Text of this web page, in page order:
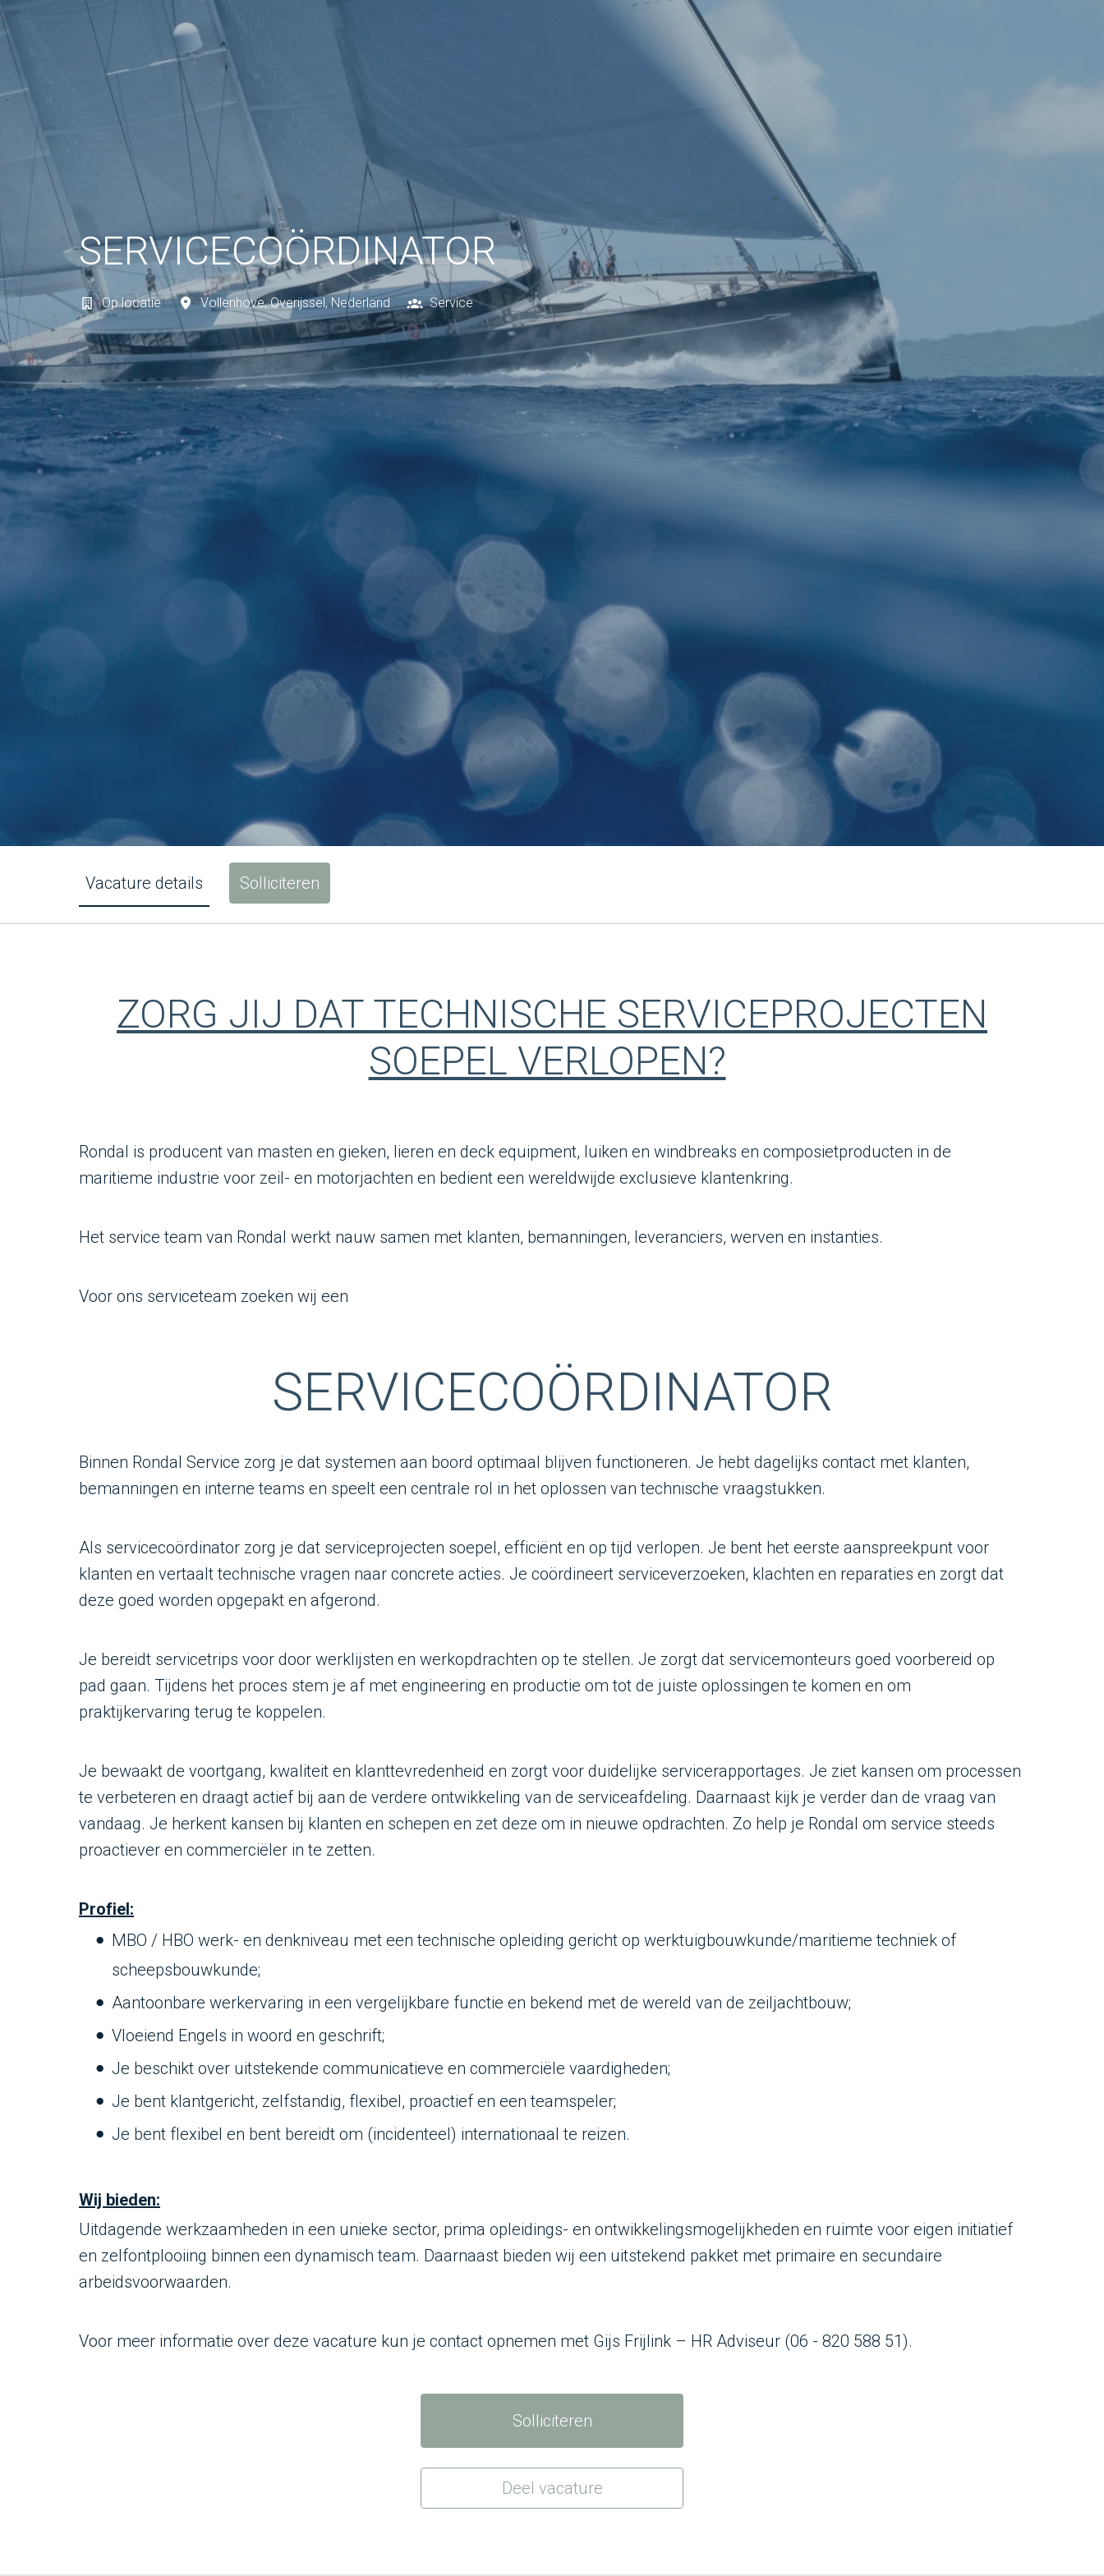
SERVICECOÖRDINATOR
Op locatie Vollenhove, Overijssel, Nederland Service
Vacature details Solliciteren
ZORG JIJ DAT TECHNISCHE SERVICEPROJECTEN
SOEPEL VERLOPEN?
Rondal is producent van masten en gieken, lieren en deck equipment, luiken en windbreaks en composietproducten in de
maritieme industrie voor zeil- en motorjachten en bedient een wereldwijde exclusieve klantenkring.
Het service team van Rondal werkt nauw samen met klanten, bemanningen, leveranciers, werven en instanties.
Voor ons serviceteam zoeken wij een
SERVICECOÖRDINATOR
Binnen Rondal Service zorg je dat systemen aan boord optimaal blijven functioneren. Je hebt dagelijks contact met klanten,
bemanningen en interne teams en speelt een centrale rol in het oplossen van technische vraagstukken.
Als servicecoördinator zorg je dat serviceprojecten soepel, efficiënt en op tijd verlopen. Je bent het eerste aanspreekpunt voor
klanten en vertaalt technische vragen naar concrete acties. Je coördineert serviceverzoeken, klachten en reparaties en zorgt dat
deze goed worden opgepakt en afgerond.
Je bereidt servicetrips voor door werklijsten en werkopdrachten op te stellen. Je zorgt dat servicemonteurs goed voorbereid op
pad gaan. Tijdens het proces stem je af met engineering en productie om tot de juiste oplossingen te komen en om
praktijkervaring terug te koppelen.
Je bewaakt de voortgang, kwaliteit en klanttevredenheid en zorgt voor duidelijke servicerapportages. Je ziet kansen om processen
te verbeteren en draagt actief bij aan de verdere ontwikkeling van de serviceafdeling. Daarnaast kijk je verder dan de vraag van
vandaag. Je herkent kansen bij klanten en schepen en zet deze om in nieuwe opdrachten. Zo help je Rondal om service steeds
proactiever en commerciëler in te zetten.
Profiel:
MBO / HBO werk- en denkniveau met een technische opleiding gericht op werktuigbouwkunde/maritieme techniek of
scheepsbouwkunde;
Aantoonbare werkervaring in een vergelijkbare functie en bekend met de wereld van de zeiljachtbouw;
Vloeiend Engels in woord en geschrift;
Je beschikt over uitstekende communicatieve en commerciële vaardigheden;
Je bent klantgericht, zelfstandig, flexibel, proactief en een teamspeler;
Je bent flexibel en bent bereidt om (incidenteel) internationaal te reizen.
Wij bieden:
Uitdagende werkzaamheden in een unieke sector, prima opleidings- en ontwikkelingsmogelijkheden en ruimte voor eigen initiatief
en zelfontplooiing binnen een dynamisch team. Daarnaast bieden wij een uitstekend pakket met primaire en secundaire
arbeidsvoorwaarden.
Voor meer informatie over deze vacature kun je contact opnemen met Gijs Frijlink – HR Adviseur (06 - 820 588 51).
Solliciteren
Deel vacature